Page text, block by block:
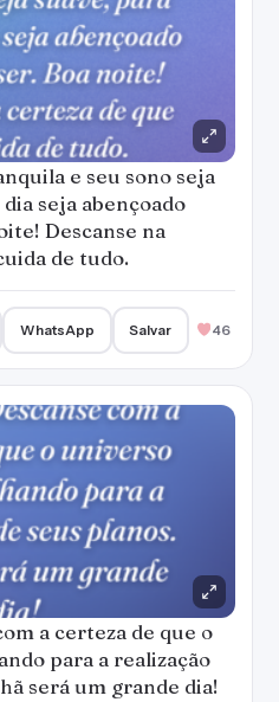
e seu sono seja
seja abençoado
Descanse na
de tudo.
WhatsApp Salvar 46
a certeza de que o
para a realização
será um grande dia!